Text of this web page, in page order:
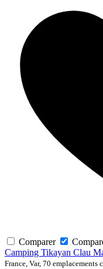
Comparer
Camping Tikayan Clau
France, Var, 70 emplacements